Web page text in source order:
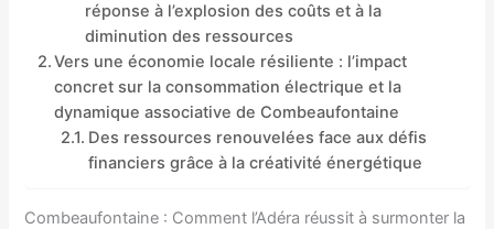
réponse à l’explosion des coûts et à la
diminution des ressources
Vers une économie locale résiliente : l’impact
concret sur la consommation électrique et la
dynamique associative de Combeaufontaine
Des ressources renouvelées face aux défis
financiers grâce à la créativité énergétique
Combeaufontaine : Comment l’Adéra réussit à surmonter la